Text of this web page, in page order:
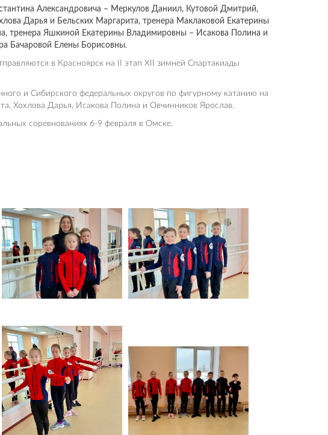
Александровича – Меркулов Даниил, Кутовой Дмитрий,
Дарья и Бельских Маргарита, тренера Маклаковой Екатерины
тренера Яшкиной Екатерины Владимировны – Исакова Полина и
Бачаровой Елены Борисовны.
в Красноярск на II этап XII зимней Спартакиады
и Сибирского федеральных округов по фигурному катанию на
Хохлова Дарья, Исакова Полина и Овчинников Ярослав.
соревнованиях 6-9 февраля в Омске.